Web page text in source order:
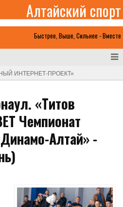
Быстрее, Выше, Сильнее - Вместе
Алтайский спорт
ИНТЕРНЕТ-ПРОЕКТ»
«Титов
Чемпионат
Алтай» -